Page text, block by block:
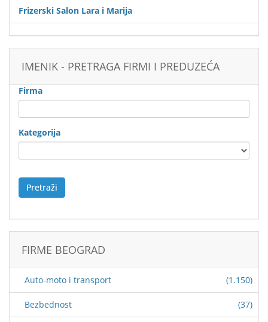
Frizerski Salon Lara i Marija
IMENIK - PRETRAGA FIRMI I PREDUZEĆA
Firma
Kategorija
Pretraži
FIRME BEOGRAD
Auto-moto i transport (1.150)
Bezbednost (37)